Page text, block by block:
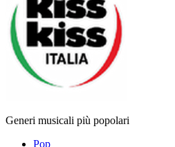
Generi musicali più popolari
Pop